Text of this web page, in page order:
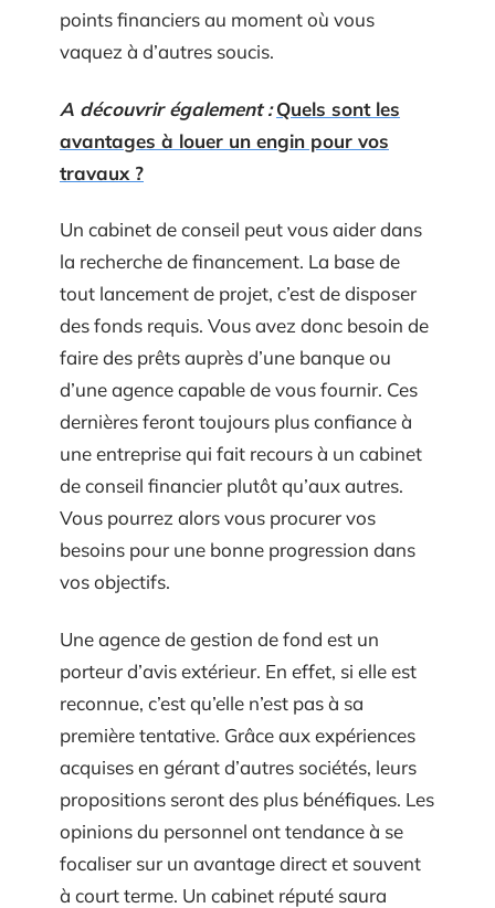
points financiers au moment où vous
vaquez à d’autres soucis.
A découvrir également : Quels sont les
avantages à louer un engin pour vos
travaux ?
Un cabinet de conseil peut vous aider dans
la recherche de financement. La base de
tout lancement de projet, c’est de disposer
des fonds requis. Vous avez donc besoin de
faire des prêts auprès d’une banque ou
d’une agence capable de vous fournir. Ces
dernières feront toujours plus confiance à
une entreprise qui fait recours à un cabinet
de conseil financier plutôt qu’aux autres.
Vous pourrez alors vous procurer vos
besoins pour une bonne progression dans
vos objectifs.
Une agence de gestion de fond est un
porteur d’avis extérieur. En effet, si elle est
reconnue, c’est qu’elle n’est pas à sa
première tentative. Grâce aux expériences
acquises en gérant d’autres sociétés, leurs
propositions seront des plus bénéfiques. Les
opinions du personnel ont tendance à se
focaliser sur un avantage direct et souvent
à court terme. Un cabinet réputé saura